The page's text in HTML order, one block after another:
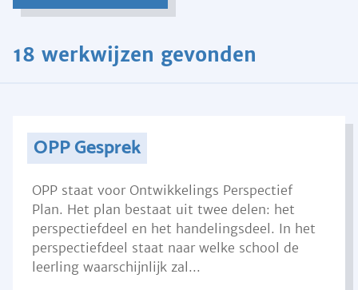
18 werkwijzen gevonden
OPP Gesprek
OPP staat voor Ontwikkelings Perspectief
Plan. Het plan bestaat uit twee delen: het
perspectiefdeel en het handelingsdeel. In het
perspectiefdeel staat naar welke school de
leerling waarschijnlijk zal...